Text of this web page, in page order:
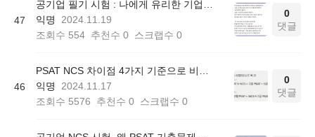
47
익명
2024.11.19
조회수 554 추천수 0 스크랩수 0
0
댓글
46
익명
2024.11.17
조회수 5576 추천수 0 스크랩수 0
0
댓글